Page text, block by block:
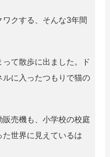
クする、そんな3年間
て散歩に出ました。ド
に入ったつもりで猫の
売機も、小学校の校庭
世界に見えているは